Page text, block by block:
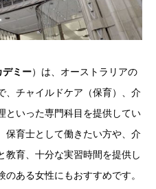
デミー）は、オーストラリアの
、チャイルドケア（保育）、介
といった専門科目を提供してい
保育士として働きたい方や、介
教育、十分な実習時間を提供し
ある女性にもおすすめです。